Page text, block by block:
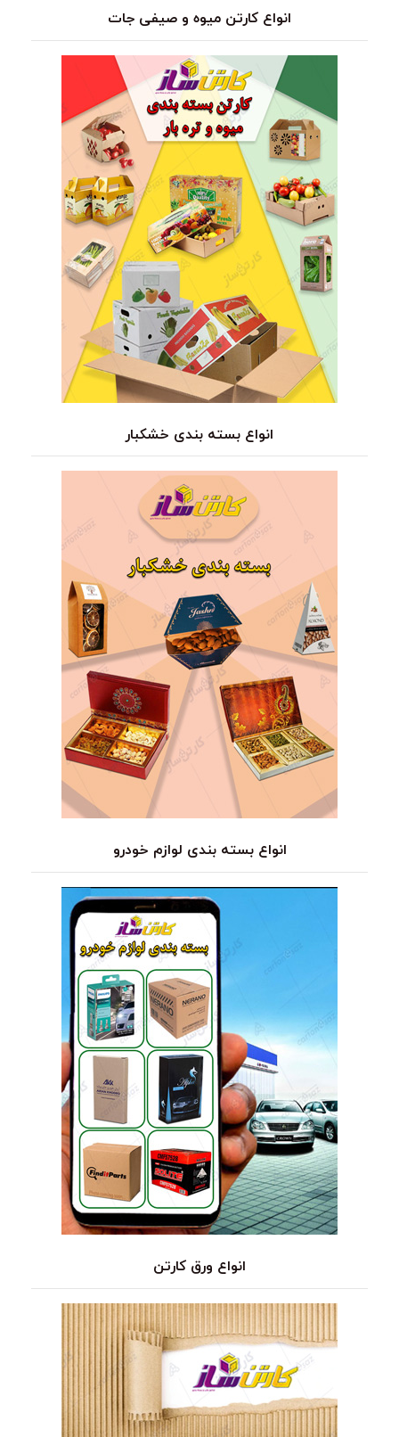
انواع کارتن میوه و صیفی جات
انواع بسته بندی خشکبار
انواع بسته بندی لوازم خودرو
انواع ورق کارتن